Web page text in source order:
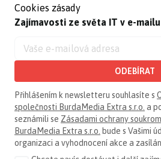
Cookies zásady
Zajímavosti ze světa IT v e-mailu
ODEBÍRAT
Přihlášením k newsletteru souhlasíte s
společnosti BurdaMedia Extra s.r.o. a
seznámili se Zásadami ochrany
BurdaMedia Extra s.r.o. bude s Vašimi
organizaci a vyhodnocení akce a